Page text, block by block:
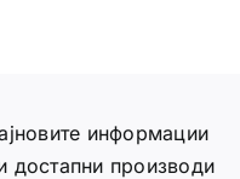
информации
достапни производи